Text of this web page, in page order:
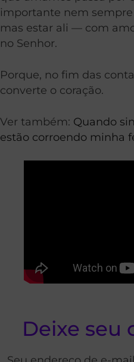
importante nem sempre
mas estar ali — com
no Senhor.
Porque, no fim das
converte o coração.
Ver também: Quando
estão corroendo minha
Deixe seu